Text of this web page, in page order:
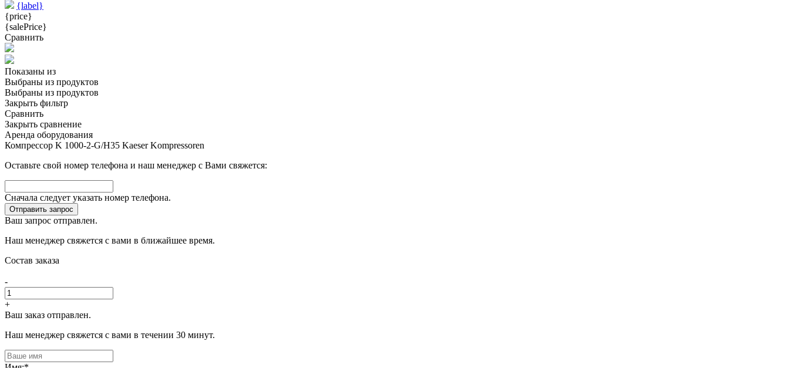
{label}
{price}
{salePrice}
Сравнить
Показаны из
Выбраны из продуктов
Выбраны из продуктов
Закрыть фильтр
Сравнить
Закрыть сравнение
Аренда оборудования
Компрессор K 1000-2-G/H35 Kaeser Kompressoren
Оставьте свой номер телефона и наш менеджер с Вами свяжется:
Сначала следует указать номер телефона.
Отправить запрос
Ваш запрос отправлен.
Наш менеджер свяжется с вами в ближайшее время.
Состав заказа
-
+
Ваш заказ отправлен.
Наш менеджер свяжется с вами в течении 30 минут.